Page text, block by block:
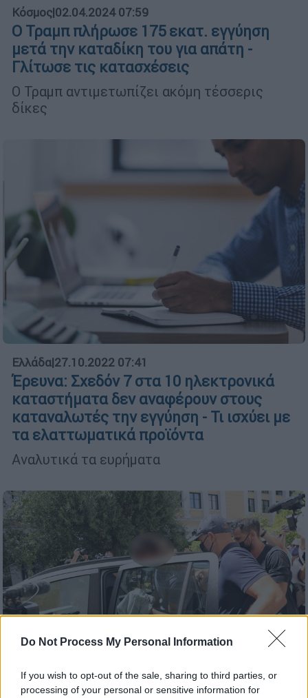
Do Not Process My Personal Information
If you wish to opt-out of the sale, sharing to third parties, or
processing of your personal or sensitive information for
Κόσμος|02.04.2024 07:59
Ο Τραμπ πλήρωσε 175 εκατ. εγγύηση
μετά την καταδίκη του για απάτη -
Γλίτωσε τις κατασχέσεις
Ο Τραμπ αντιμετωπίζει ακόμη τέσσερις
δίκες
Ελλάδα|27.10.2022 07:41
Έρευνα: Σχεδόν 7 στα 10 ηλεκτρονικά
καταστήματα δεν αναφέρουν στους
καταναλωτές την εγγύηση - Τι ισχύει με
τα ελαττωματικά προϊόντα
Αναλυτικά τα ευρήματα